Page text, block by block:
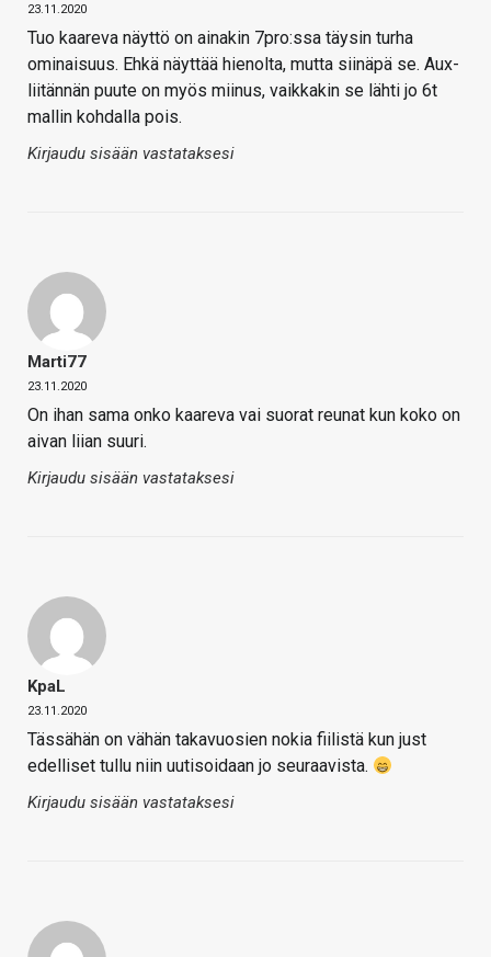
23.11.2020
Tuo kaareva näyttö on ainakin 7pro:ssa täysin turha
ominaisuus. Ehkä näyttää hienolta, mutta siinäpä se. Aux-
liitännän puute on myös miinus, vaikkakin se lähti jo 6t
mallin kohdalla pois.
Kirjaudu sisään vastataksesi
Marti77
23.11.2020
On ihan sama onko kaareva vai suorat reunat kun koko on
aivan liian suuri.
Kirjaudu sisään vastataksesi
KpaL
23.11.2020
Tässähän on vähän takavuosien nokia fiilistä kun just
edelliset tullu niin uutisoidaan jo seuraavista.
Kirjaudu sisään vastataksesi